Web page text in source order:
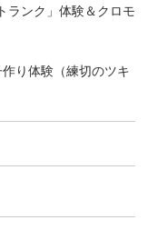
ランク」体験＆クロモ
り体験（練切のツキ